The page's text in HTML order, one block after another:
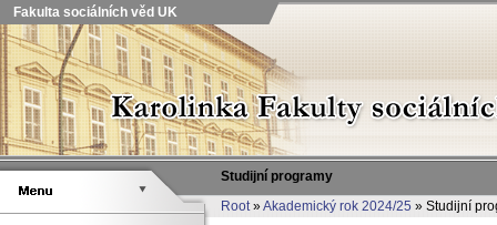
Fakulta sociálních věd UK
Studijní programy
Root»Akademický rok 2024/25 » Studijní